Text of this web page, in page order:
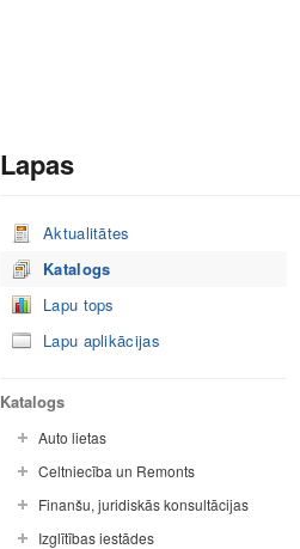
Lapas
Aktualitātes
Katalogs
Lapu tops
Lapu aplikācijas
Katalogs
Auto lietas
Celtniecība un Remonts
Finanšu, juridiskās konsultācijas
Izglītības iestādes